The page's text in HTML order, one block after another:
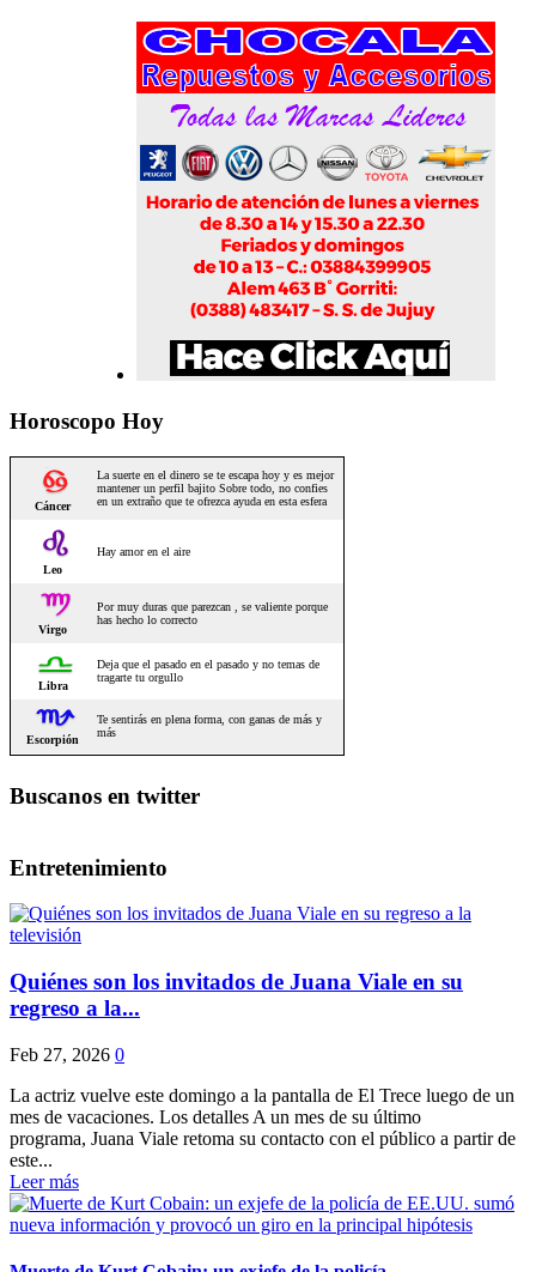
Horoscopo Hoy
Buscanos en twitter
Entretenimiento
Quiénes son los invitados de Juana Viale en su
regreso a la...
Feb 27, 2026 0
La actriz vuelve este domingo a la pantalla de El Trece luego de un
mes de vacaciones. Los detalles A un mes de su último
programa, Juana Viale retoma su contacto con el público a partir de
este...
Leer más